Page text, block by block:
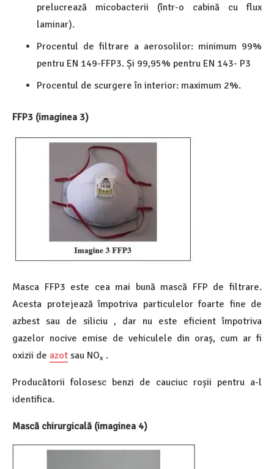
prelucrează micobacterii (într-o cabină cu flux
laminar).
Procentul de filtrare a aerosolilor: minimum 99%
pentru EN 149-FFP3. Și 99,95% pentru EN 143- P3
Procentul de scurgere în interior: maximum 2%.
FFP3 (imaginea 3)
Masca FFP3 este cea mai bună mască FFP de filtrare.
Acesta protejează împotriva particulelor foarte fine de
azbest sau de siliciu , dar nu este eficient împotriva
gazelor nocive emise de vehiculele din oraș, cum ar fi
oxizii de azot sau NOx .
Producătorii folosesc benzi de cauciuc roșii pentru a-l
identifica.
Mască chirurgicală (imaginea 4)